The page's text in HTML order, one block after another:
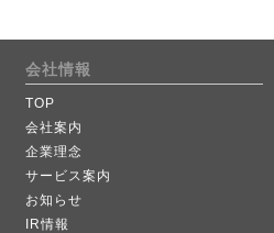
会社情報
TOP
会社案内
企業理念
サービス案内
お知らせ
IR情報